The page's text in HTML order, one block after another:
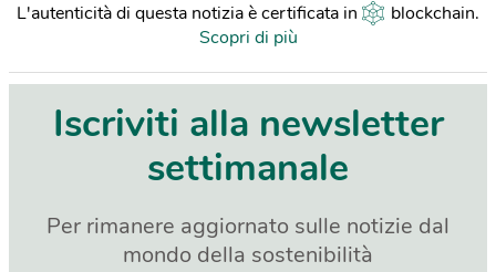
L'autenticità di questa notizia è certificata in blockchain.
Scopri di più
Iscriviti alla newsletter
settimanale
Per rimanere aggiornato sulle notizie dal
mondo della sostenibilità